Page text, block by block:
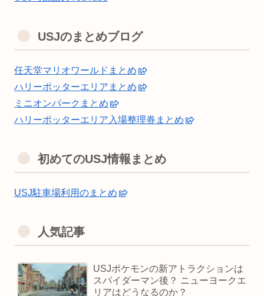
USJのまとめブログ
任天堂マリオワールドまとめ
ハリーポッターエリアまとめ
ミニオンパークまとめ
ハリーポッターエリア入場整理券まとめ
初めてのUSJ情報まとめ
USJ駐車場利用のまとめ
人気記事
USJポケモンの新アトラクションは
スパイダーマン後？ ニューヨークエ
リアはどうなるのか？